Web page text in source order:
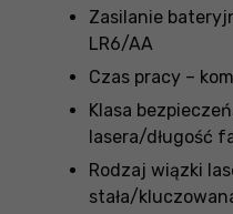
Zasilanie
LR6/AA
Czas pracy –
Klasa
lasera/długość
Rodzaj wiązki
stała/